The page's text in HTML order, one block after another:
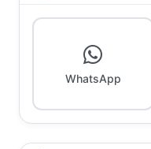
WhatsApp